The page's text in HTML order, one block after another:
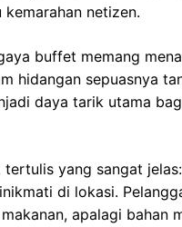
netizen.
buffet memang
hidangan sepuasnya
daya tarik utama
yang sangat
di lokasi.
apalagi bahan